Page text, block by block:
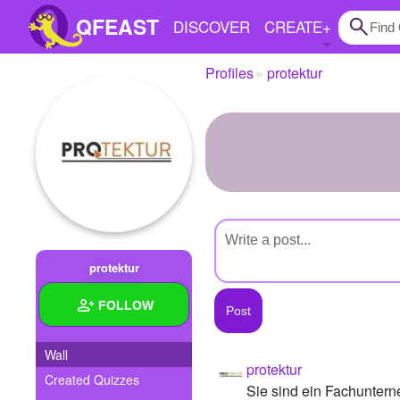
QFEAST DISCOVER CREATE+
Trending
Stories
Polls
Pages
Create Quiz
protektur
FOLLOW
Wall
Created Quizzes
Profiles protektur
protektur
Sie sind ein